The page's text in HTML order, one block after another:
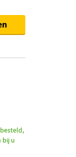
bij u